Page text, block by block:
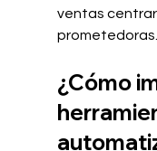
ventas
prometedoras.
¿Cómo